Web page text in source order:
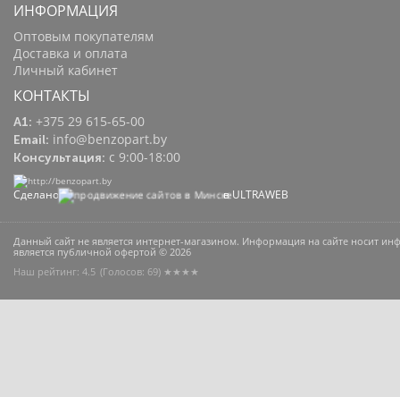
ИНФОРМАЦИЯ
Оптовым покупателям
Доставка и оплата
Личный кабинет
КОНТАКТЫ
A1: +375 29 615-65-00
Email: info@benzopart.by
Консультация: с 9:00-18:00
Сделано с в ULTRAWEB
Данный сайт не является интернет-магазином. Информация на сайте носит
является публичной офертой © 2026
Наш рейтинг: 4.5 (Голосов: 69) ★★★★